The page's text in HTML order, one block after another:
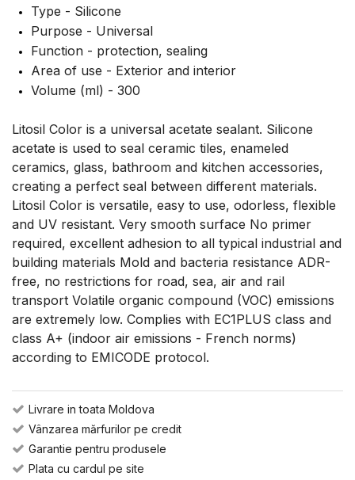
Type - Silicone
Purpose - Universal
Function - protection, sealing
Area of use - Exterior and interior
Volume (ml) - 300
Litosil Color is a universal acetate sealant. Silicone
acetate is used to seal ceramic tiles, enameled
ceramics, glass, bathroom and kitchen accessories,
creating a perfect seal between different materials.
Litosil Color is versatile, easy to use, odorless, flexible
and UV resistant. Very smooth surface No primer
required, excellent adhesion to all typical industrial and
building materials Mold and bacteria resistance ADR-
free, no restrictions for road, sea, air and rail
transport Volatile organic compound (VOC) emissions
are extremely low. Complies with EC1PLUS class and
class A+ (indoor air emissions - French norms)
according to EMICODE protocol.
Livrare in toata Moldova
Vânzarea mărfurilor pe credit
Garantie pentru produsele
Plata cu cardul pe site